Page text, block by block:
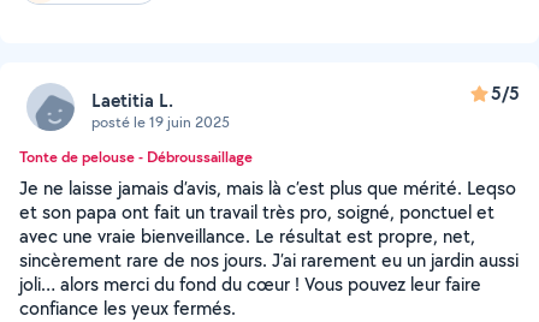
Laetitia L.
posté le 19 juin 2025
5/5
Tonte de pelouse - Débroussaillage
Je ne laisse jamais d’avis, mais là c’est plus que mérité. Leqso
et son papa ont fait un travail très pro, soigné, ponctuel et
avec une vraie bienveillance. Le résultat est propre, net,
sincèrement rare de nos jours. J’ai rarement eu un jardin aussi
joli… alors merci du fond du cœur ! Vous pouvez leur faire
confiance les yeux fermés.